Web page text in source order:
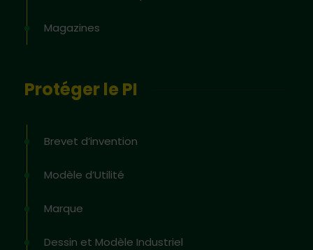
Magazines
Protéger le PI
Brevet d’invention
Modèle d’Utilité
Marque
Dessin et Modèle Industriel